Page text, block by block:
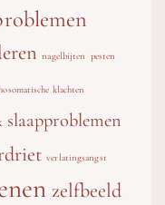
nagelbijten pesten
klachten
slaapproblemen
verlatingsangst
zelfbeeld